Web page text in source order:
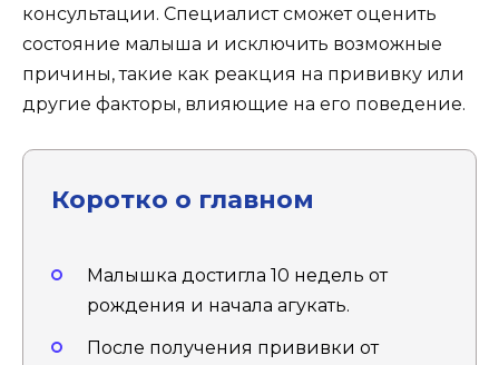
консультации. Специалист сможет оценить
состояние малыша и исключить возможные
причины, такие как реакция на прививку или
другие факторы, влияющие на его поведение.
Коротко о главном
Малышка достигла 10 недель от
рождения и начала агукать.
После получения прививки от